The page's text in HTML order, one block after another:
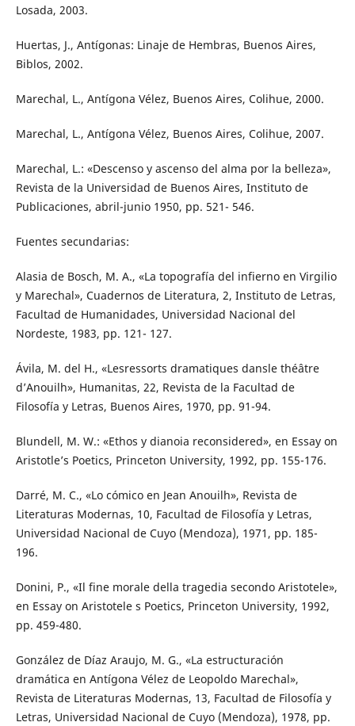
Losada, 2003.
Huertas, J., Antígonas: Linaje de Hembras, Buenos Aires,
Biblos, 2002.
Marechal, L., Antígona Vélez, Buenos Aires, Colihue, 2000.
Marechal, L., Antígona Vélez, Buenos Aires, Colihue, 2007.
Marechal, L.: «Descenso y ascenso del alma por la belleza»,
Revista de la Universidad de Buenos Aires, Instituto de
Publicaciones, abril-junio 1950, pp. 521- 546.
Fuentes secundarias:
Alasia de Bosch, M. A., «La topografía del infierno en Virgilio
y Marechal», Cuadernos de Literatura, 2, Instituto de Letras,
Facultad de Humanidades, Universidad Nacional del
Nordeste, 1983, pp. 121- 127.
Ávila, M. del H., «Lesressorts dramatiques dansle théâtre
d’Anouilh», Humanitas, 22, Revista de la Facultad de
Filosofía y Letras, Buenos Aires, 1970, pp. 91-94.
Blundell, M. W.: «Ethos y dianoia reconsidered», en Essay on
Aristotle’s Poetics, Princeton University, 1992, pp. 155-176.
Darré, M. C., «Lo cómico en Jean Anouilh», Revista de
Literaturas Modernas, 10, Facultad de Filosofía y Letras,
Universidad Nacional de Cuyo (Mendoza), 1971, pp. 185-
196.
Donini, P., «Il fine morale della tragedia secondo Aristotele»,
en Essay on Aristotele s Poetics, Princeton University, 1992,
pp. 459-480.
González de Díaz Araujo, M. G., «La estructuración
dramática en Antígona Vélez de Leopoldo Marechal»,
Revista de Literaturas Modernas, 13, Facultad de Filosofía y
Letras, Universidad Nacional de Cuyo (Mendoza), 1978, pp.